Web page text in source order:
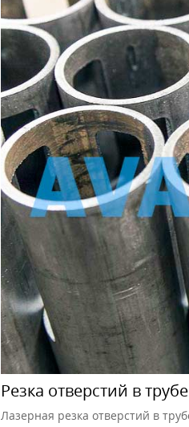
Резка отверстий в трубе
Лазерная резка отверстий в